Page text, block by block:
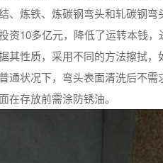
、炼铁、炼碳钢弯头和轧碳钢
资10多亿元，降低了运转本钱
其性质，采用不同的方法擦拭
状况下，弯头表面清洗后不需
存放前需涂防锈油。